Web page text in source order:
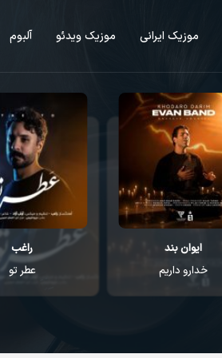
موزیک ایرانی موزیک ویدئو آلبوم
راغب
عطر تو
علی
خواب پریشان